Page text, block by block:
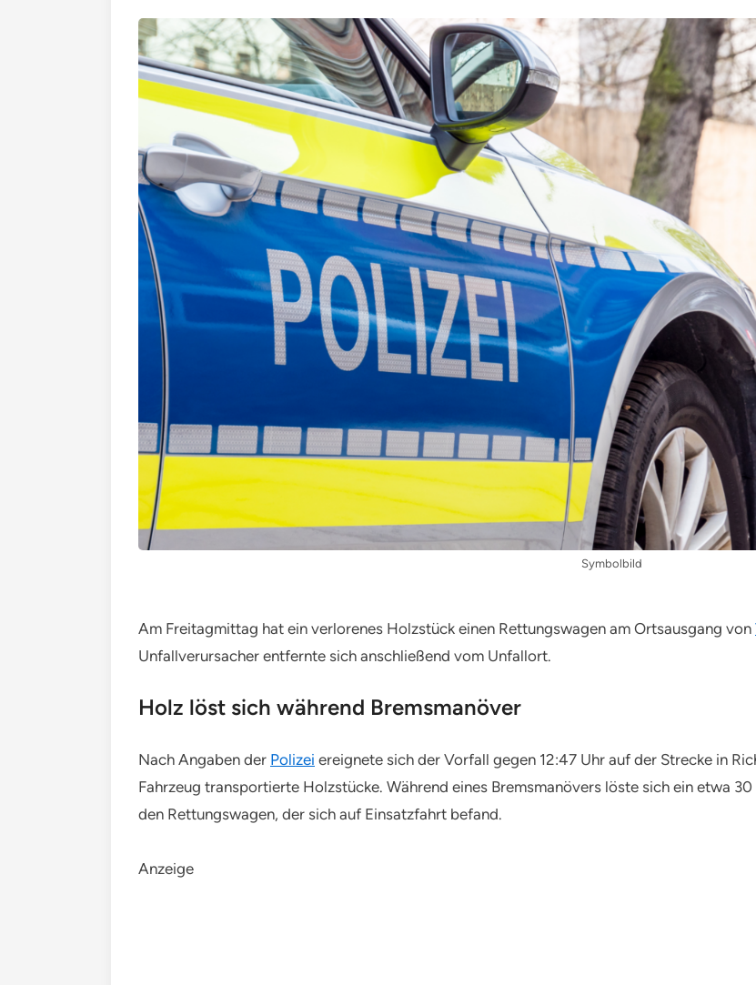
Symbolbild
Am Freitagmittag hat ein verlorenes Holzstück einen Rettungswagen am Ortsausgang von
Unfallverursacher entfernte sich anschließend vom Unfallort.
Holz löst sich während Bremsmanöver
Nach Angaben der Polizei ereignete sich der Vorfall gegen 12:47 Uhr auf der Strecke in
Fahrzeug transportierte Holzstücke. Während eines Bremsmanövers löste sich ein etwa
den Rettungswagen, der sich auf Einsatzfahrt befand.
Anzeige